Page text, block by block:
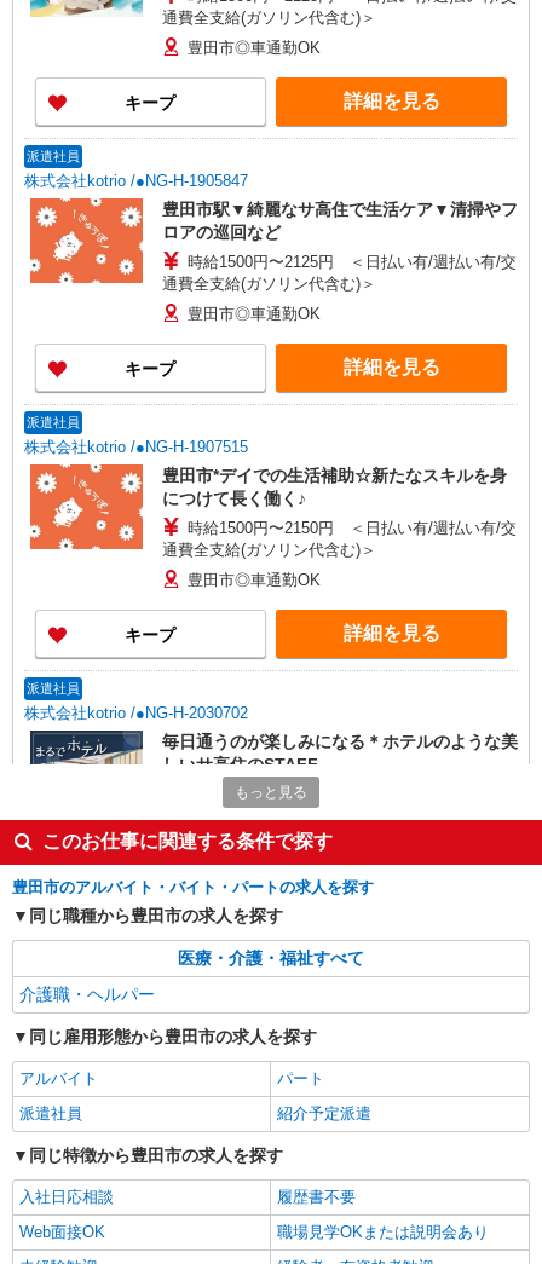
通費全支給(ガソリン代含む)＞
豊田市◎車通勤OK
キープ 詳細を見る
派遣社員
株式会社kotrio /●NG-H-1905847
豊田市駅▼綺麗なサ高住で生活ケア▼清掃やフ
ロアの巡回など
時給1500円〜2125円 ＜日払い有/週払い有/交
通費全支給(ガソリン代含む)＞
豊田市◎車通勤OK
キープ 詳細を見る
派遣社員
株式会社kotrio /●NG-H-1907515
豊田市*デイでの生活補助☆新たなスキルを身
につけて長く働く♪
時給1500円〜2150円 ＜日払い有/週払い有/交
通費全支給(ガソリン代含む)＞
豊田市◎車通勤OK
キープ 詳細を見る
派遣社員
株式会社kotrio /●NG-H-2030702
毎日通うのが楽しみになる＊ホテルのような美
しいサ高住のSTAFF
時給1500円〜2125円 ＜日払い有/週払い有/交
通費全支給(ガソリン代含む)＞
豊田市◎車通勤OK
キープ 詳細を見る
株式会社kotrio /●NG-H-2031087
へ＊サ高住
時給1500円〜2125円 ＜日払い有/週払い有/交
通費全支給(ガソリン代含む)＞
豊田市◎車通勤OK
キープ
派遣社員
株式会社kotrio /●NG-H-1992394
もっと見る
このお仕事に関連する条件で探す
豊田市のアルバイト・バイト・パートの求人を探す
同じ職種から豊田市の求人を探す
医療・介護・福祉すべて
介護職・ヘルパー
同じ雇用形態から豊田市の求人を探す
アルバイト
パート
派遣社員
紹介予定派遣
同じ特徴から豊田市の求人を探す
入社日応相談
履歴書不要
Web面接OK
職場見学OKまたは説明会あり